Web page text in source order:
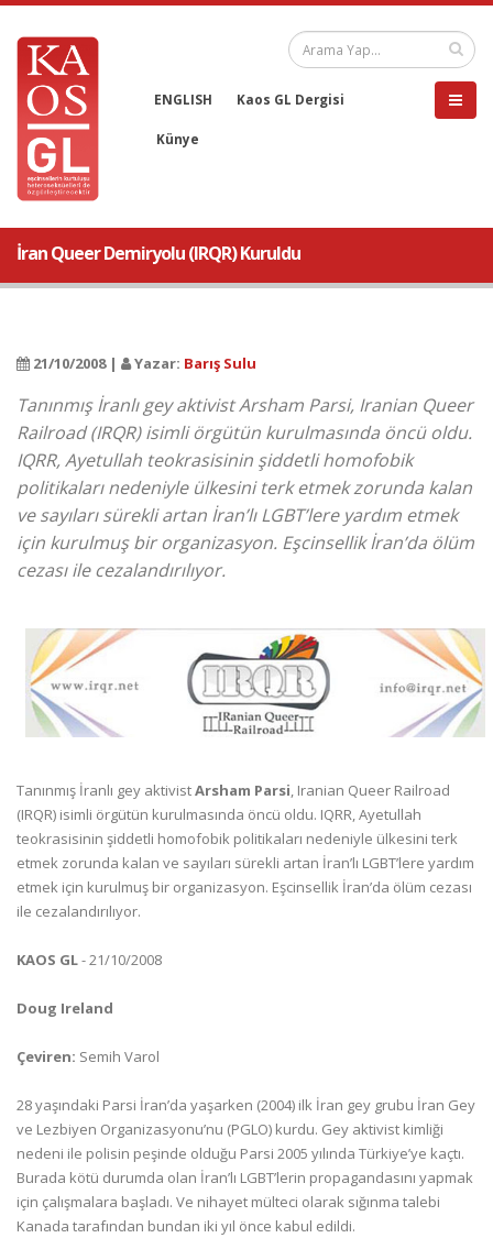
ENGLISH Kaos GL Dergisi
Künye
İran Queer Demiryolu (IRQR) Kuruldu
21/10/2008 | Yazar: Barış Sulu
Tanınmış İranlı gey aktivist Arsham Parsi, Iranian Queer
Railroad (IRQR) isimli örgütün kurulmasında öncü oldu.
IQRR, Ayetullah teokrasisinin şiddetli homofobik
politikaları nedeniyle ülkesini terk etmek zorunda kalan
ve sayıları sürekli artan İran’lı LGBT’lere yardım etmek
için kurulmuş bir organizasyon. Eşcinsellik İran’da ölüm
cezası ile cezalandırılıyor.
Tanınmış İranlı gey aktivistArsham Parsi, Iranian Queer Railroad
(IRQR) isimli örgütün kurulmasında öncü oldu. IQRR, Ayetullah
teokrasisinin şiddetli homofobik politikaları nedeniyle ülkesini terk
etmek zorunda kalan ve sayıları sürekli artan İran’lı LGBT’lere yardım
etmek için kurulmuş bir organizasyon. Eşcinsellik İran’da ölüm cezası
ile cezalandırılıyor.
KAOS GL- 21/10/2008
Doug Ireland
Çeviren: Semih Varol
28 yaşındaki Parsi İran’da yaşarken (2004) ilk İran gey grubu İran Gey
ve Lezbiyen Organizasyonu’nu (PGLO) kurdu. Gey aktivist kimliği
nedeni ile polisin peşinde olduğu Parsi 2005 yılında Türkiye’ye kaçtı.
Burada kötü durumda olan İran’lı LGBT’lerin propagandasını yapmak
için çalışmalara başladı. Ve nihayet mülteci olarak sığınma talebi
Kanada tarafından bundan iki yıl önce kabul edildi.